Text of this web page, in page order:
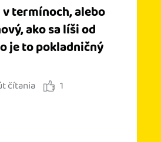
termínoch, alebo
ako sa líši od
je to pokladničný
čítania
1